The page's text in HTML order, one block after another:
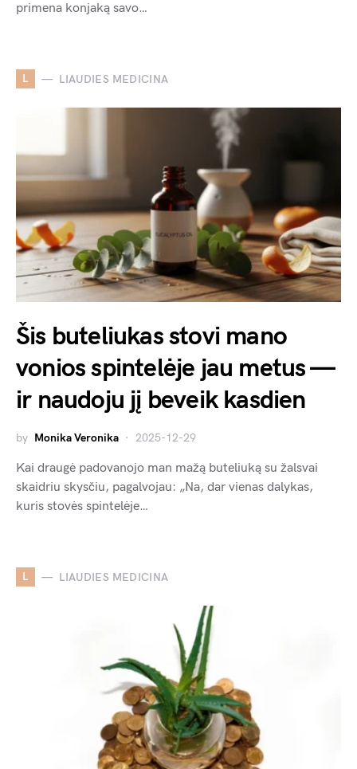
primena konjaką savo…
L LIAUDIES MEDICINA
Šis buteliukas stovi mano
vonios spintelėje jau metus —
ir naudoju jį beveik kasdien
by Monika Veronika 2025-12-29
Kai draugė padovanojo man mažą buteliuką su žalsvai
skaidriu skysčiu, pagalvojau: „Na, dar vienas dalykas,
kuris stovės spintelėje…
L LIAUDIES MEDICINA